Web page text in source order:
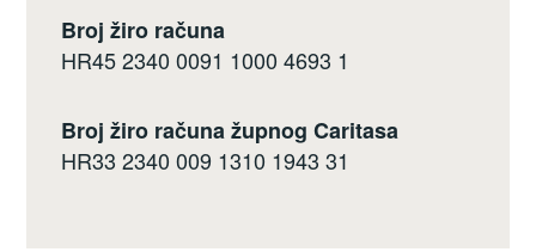
Broj žiro računa
HR45 2340 0091 1000 4693 1
Broj žiro računa župnog Caritasa
HR33 2340 009 1310 1943 31